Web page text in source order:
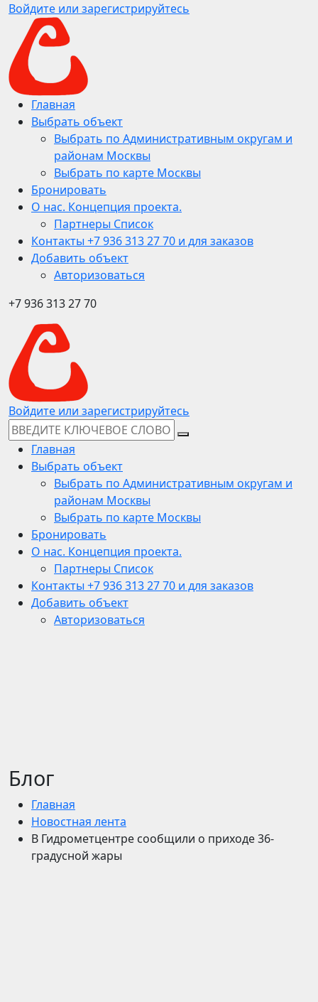
Войдите или зарегистрируйтесь
Главная
Выбрать объект
Выбрать по Административным округам и
районам Москвы
Выбрать по карте Москвы
Бронировать
О нас. Концепция проекта.
Партнеры Список
Контакты +7 936 313 27 70 и для заказов
Добавить объект
Авторизоваться
+7 936 313 27 70
Войдите или зарегистрируйтесь
Главная
Выбрать объект
Выбрать по Административным округам и
районам Москвы
Выбрать по карте Москвы
Бронировать
О нас. Концепция проекта.
Партнеры Список
Контакты +7 936 313 27 70 и для заказов
Добавить объект
Авторизоваться
Блог
Главная
Новостная лента
В Гидрометцентре сообщили о приходе 36-
градусной жары